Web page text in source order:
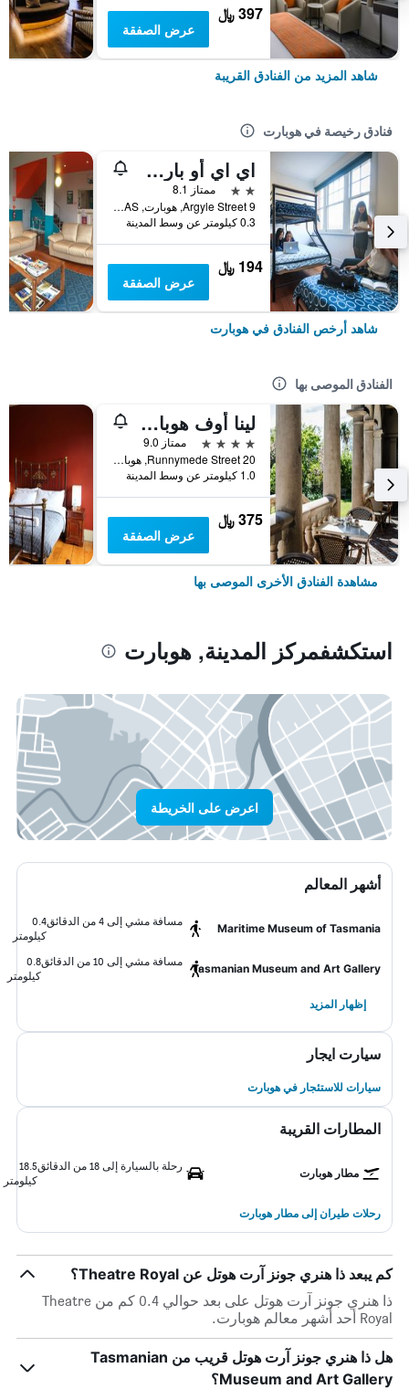
397 ﷼
عرض الصفقة
شاهد المزيد من الفنادق القريبة
فنادق رخيصة في هوبارت
اي اي أو بارت سنترال
2 نجمتين
ممتاز 8.1
9 Argyle Street, هوبارت, TAS, أستراليا
0.3 كيلومتر عن وسط المدينة
194 ﷼
عرض الصفقة
شاهد أرخص الفنادق في هوبارت
الفنادق الموصى بها
لينا أوف هوبارت
4 نجوم
ممتاز 9.0
20 Runnymede Street, هوبارت, TAS, أستراليا
1.0 كيلومتر عن وسط المدينة
375 ﷼
عرض الصفقة
مشاهدة الفنادق الأخرى الموصى بها
استكشفمركز المدينة, هوبارت
اعرض على الخريطة
أشهر المعالم
Maritime Museum of Tasmania
مسافة مشي إلى 4 من الدقائق
0.4
كيلومتر
Tasmanian Museum and Art Gallery
مسافة مشي إلى 10 من الدقائق
0.8
كيلومتر
إظهار المزيد
سيارت ايجار
سيارات للاستئجار في هوبارت
المطارات القريبة
مطار هوبارت
رحلة بالسيارة إلى 18 من الدقائق
18.5
كيلومتر
رحلات طيران إلى مطار هوبارت
كم يبعد ذا هنري جونز آرت هوتل عن Theatre Royal؟
ذا هنري جونز آرت هوتل على بعد حوالي 0.4 كم من Theatre
Royal أحد أشهر معالم هوبارت.
هل ذا هنري جونز آرت هوتل قريب من Tasmanian
Museum and Art Gallery؟